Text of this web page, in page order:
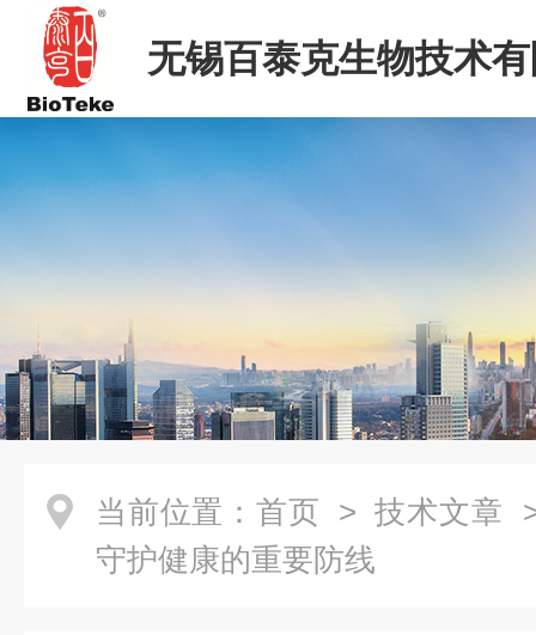
无锡百泰克生物技术
当前位置： 首页 > 技术文章
守护健康的重要防线